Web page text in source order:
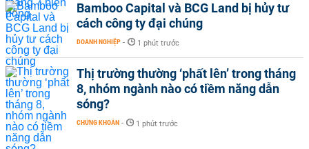
Bamboo Capital và BCG Land bị hủy tư
cách công ty đại chúng
DOANH NGHIỆP - 1 phút trước
Thị trường thường ‘phất lên’ trong tháng
8, nhóm ngành nào có tiềm năng dẫn
sóng?
CHỨNG KHOÁN - 1 phút trước